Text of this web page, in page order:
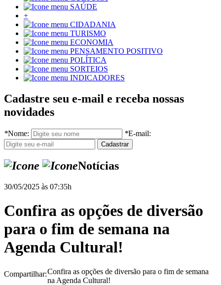
SAÚDE
+
CIDADANIA
TURISMO
ECONOMIA
PENSAMENTO POSITIVO
POLÍTICA
SORTEIOS
INDICADORES
Cadastre seu e-mail e receba nossas
novidades
*Nome: *E-mail:
Notícias
30/05/2025 às 07:35h
Confira as opções de diversão
para o fim de semana na
Agenda Cultural!
Compartilhar:Confira as opções de diversão para o fim de semana
na Agenda Cultural!